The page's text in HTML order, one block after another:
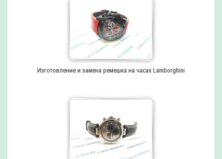
Изготовление и замена ремешка на часах Lamborghini